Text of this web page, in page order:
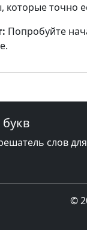
которые точно
Попробуйте
слов
©